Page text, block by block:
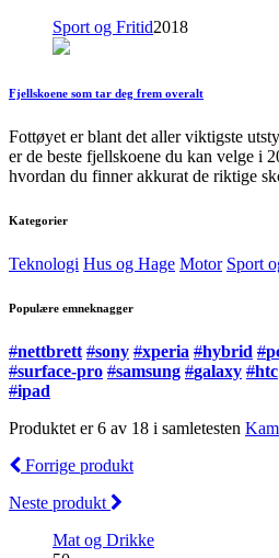
Sport og Fritid2018
Fjellskoene som tar deg frem overalt
Fottøyet er blant det aller viktigste
er de beste fjellskoene du kan velge i
hvordan du finner akkurat de riktige
Kategorier
Teknologi Hus og Hage Motor Sport
Populære emneknagger
#nettbrett #sony #xperia #hybrid #
#surface-pro #samsung #galaxy #htc
#ipad
Produktet er 6 av 18 i samletesten
Forrige produkt
Neste produkt
Mat og Drikke